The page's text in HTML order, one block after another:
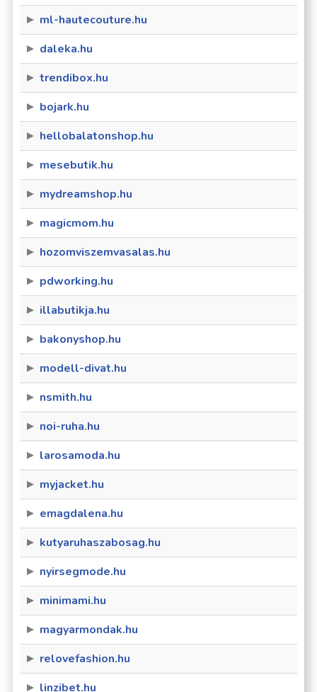
ml-hautecouture.hu
daleka.hu
trendibox.hu
bojark.hu
hellobalatonshop.hu
mesebutik.hu
mydreamshop.hu
magicmom.hu
hozomviszemvasalas.hu
pdworking.hu
illabutikja.hu
bakonyshop.hu
modell-divat.hu
nsmith.hu
noi-ruha.hu
larosamoda.hu
myjacket.hu
emagdalena.hu
kutyaruhaszabosag.hu
nyirsegmode.hu
minimami.hu
magyarmondak.hu
relovefashion.hu
linzibet.hu